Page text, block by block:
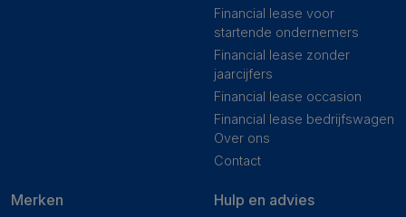
Merken
Financial lease voor
startende ondernemers
Financial lease zonder
jaarcijfers
Financial lease occasion
Financial lease bedrijfswagen
Over ons
Contact
Hulp en advies